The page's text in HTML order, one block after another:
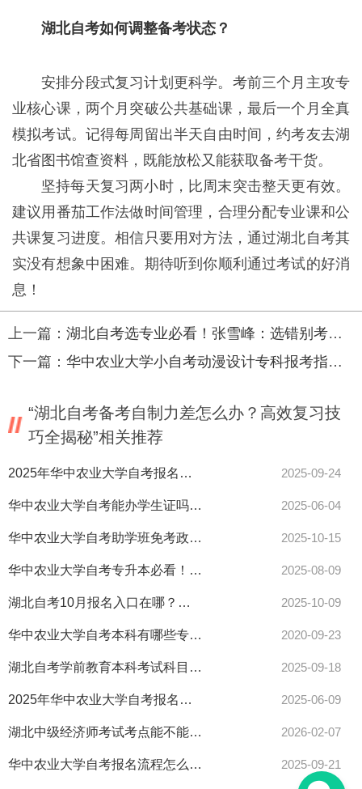
湖北自考如何调整备考状态？
安排分段式复习计划更科学。考前三个月主攻专
业核心课，两个月突破公共基础课，最后一个月全真
模拟考试。记得每周留出半天自由时间，约考友去湖
北省图书馆查资料，既能放松又能获取备考干货。
坚持每天复习两小时，比周末突击整天更有效。
建议用番茄工作法做时间管理，合理分配专业课和公
共课复习进度。相信只要用对方法，通过湖北自考其
实没有想象中困难。期待听到你顺利通过考试的好消
息！
上一篇： 湖北自考选专业必看！张雪峰：选错别考！避坑指南
下一篇： 华中农业大学小自考动漫设计专科报考指南来了！
“湖北自考备考自制力差怎么办？高效复习技
巧全揭秘”相关推荐
2025年华中农业大学自考报名全攻略速看指南！ 2025-09-24
华中农业大学自考能办学生证吗？申请流程全解答 2025-06-04
华中农业大学自考助学班免考政策有哪些？优势亮点全解析！ 2025-10-15
华中农业大学自考专升本必看！从报名到毕业全流程关键点解析，速看攻略！ 2025-08-09
湖北自考10月报名入口在哪？这份攻略全知道！ 2025-10-09
华中农业大学自考本科有哪些专业？含金量怎么样？ 2020-09-23
湖北自考学前教育本科考试科目有哪些？最新清单来了！ 2025-09-18
2025年华中农业大学自考报名通道开启！点击查看 2025-06-09
湖北中级经济师考试考点能不能就近安排看这里 2026-02-07
华中农业大学自考报名流程怎么操作？详细步骤一文看懂！ 2025-09-21